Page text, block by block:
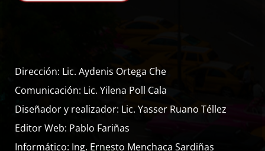
Dirección: Lic. Aydenis Ortega Che
Comunicación: Lic. Yilena Poll Cala
Diseñador y realizador: Lic. Yasser Ruano Téllez
Editor Web: Pablo Fariñas
Informático: Ing. Ernesto Menchaca Sardiñas